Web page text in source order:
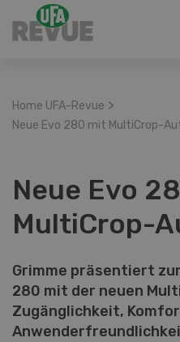
Home UFA-Revue >
Neue Evo 280 mit MultiCrop-
Neue Evo
MultiCrop-
Grimme präsentiert
280 mit der neuen
Zugänglichkeit,